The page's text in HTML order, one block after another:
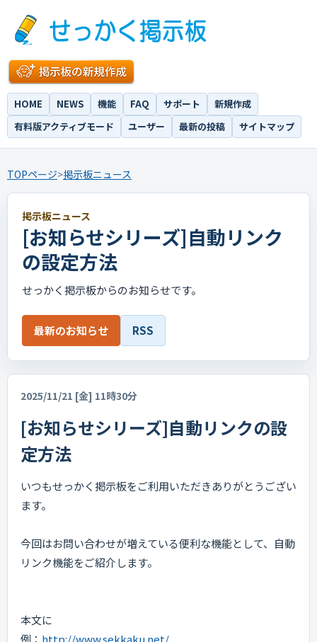
HOME NEWS 機能 FAQ サポート
新規作成
有料版アクティブモード
ユーザー 最新の投稿 サイトマップ
TOPページ>掲示板ニュース
掲示板ニュース
[お知らせシリーズ]自動リンク
の設定方法
せっかく掲示板からのお知らせです。
最新のお知らせ RSS
2025/11/21 [金] 11時30分
[お知らせシリーズ]自動リンクの設
定方法
いつもせっかく掲示板をご利用いただきありがとうござい
ます。
今回はお問い合わせが増えている便利な機能として、自動
リンク機能をご紹介します。
本文に
例： http://www.sekkaku.net/